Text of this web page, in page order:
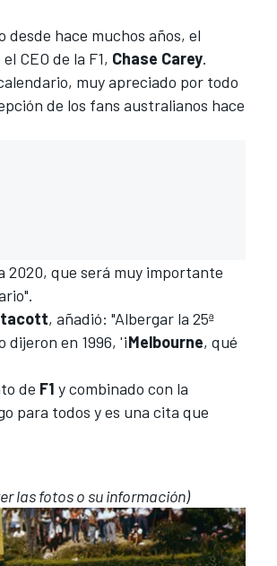
desde hace muchos años, el
CEO de la F1, Chase Carey.
muy apreciado por todo
de los fans australianos hace
2020, que será muy importante
, añadió: "Albergar la 25ª
en 1996, '¡Melbourne, qué
de F1 y combinado con la
para todos y es una cita que
las fotos o su información)